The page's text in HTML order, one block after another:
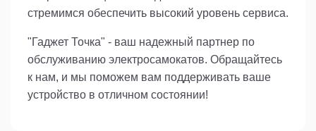
стремимся обеспечить высокий уровень сервиса.
"Гаджет Точка" - ваш надежный партнер по
обслуживанию электросамокатов. Обращайтесь
к нам, и мы поможем вам поддерживать ваше
устройство в отличном состоянии!